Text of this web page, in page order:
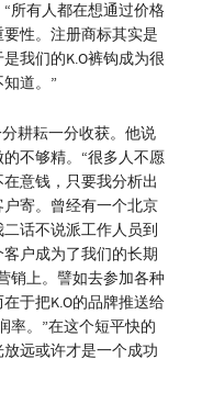
所有人都在想通过价格
性。注册商标其实是
我们的K.O裤钩成为很
道。”
耕耘一分收获。他说
不够精。“很多人不愿
意钱，只要我分析出
寄。曾经有一个北京
话不说派工作人员到
户成为了我们的长期
销上。譬如去参加各种
于把K.O的品牌推送给
率。”在这个短平快的
远或许才是一个成功